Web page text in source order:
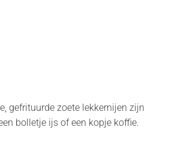
gefrituurde zoete lekkernijen zijn
bolletje ijs of een kopje koffie.